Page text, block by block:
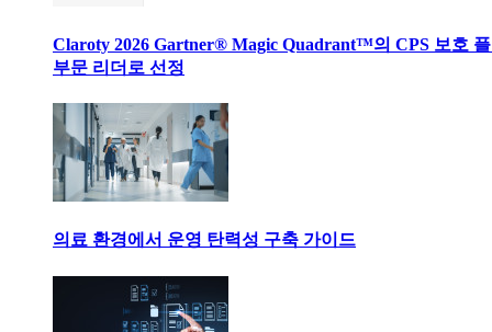
Claroty 2026 Gartner® Magic Quadrant™의 CPS 보호
부문 리더로 선정
의료 환경에서 운영 탄력성 구축 가이드